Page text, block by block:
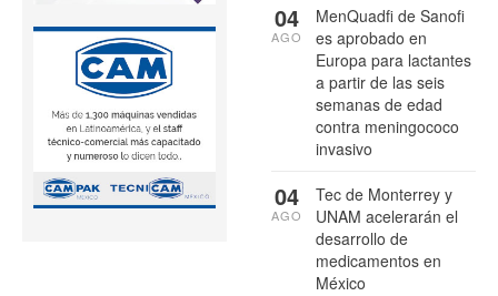
MenQuadfi de Sanofi
es aprobado en
Europa para lactantes
a partir de las seis
semanas de edad
contra meningococo
invasivo
04
AGO
Tec de Monterrey y
UNAM acelerarán el
desarrollo de
medicamentos en
México
04
AGO